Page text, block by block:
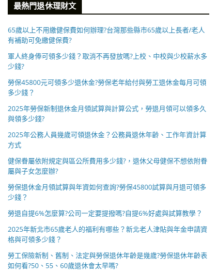
最熱門退休理財文
65歲以上不用繳健保費如何辦理?台灣那些縣市65歲以上長者/老人
有補助可免繳健保費?
軍人終身俸可領多少錢？取消不再發放嗎?上校、中校與少校薪水多
少錢?
勞保45800元可領多少退休金?勞保老年給付與勞工退休金每月可領
多少錢？
2025年勞保新制退休金月領試算與計算公式，勞退月領可以領多久
與領多少錢?
2025年公務人員幾歲可領退休金？公務員退休年齡、工作年資計算
方式
健保眷屬依附規定與區公所費用多少錢?，退休父母健保不想依附眷
屬與子女怎麼辦?
勞保退休金月領試算與年資如何查詢?勞保45800試算與月退可領多
少錢？
勞退自提6%怎麼算?公司一定要提撥嗎?自提6%好處與試算教學？
2025年新北市65歲老人的福利有哪些？新北老人津貼與年金申請資
格與可領多少錢？
勞工保險新制、舊制、法定與勞保退休年齡是幾歲?勞保退休年齡表
如何看?50、55、60歲退休會太早嗎?